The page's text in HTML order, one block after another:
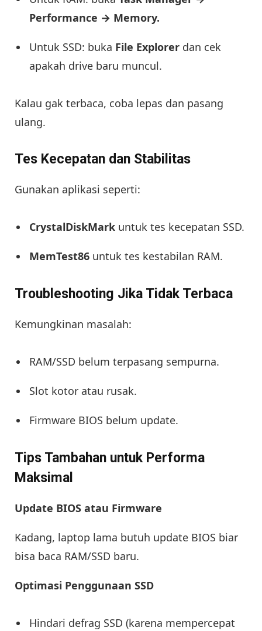
Performance → Memory.
Untuk SSD: buka File Explorer dan cek
apakah drive baru muncul.
Kalau gak terbaca, coba lepas dan pasang
ulang.
Tes Kecepatan dan Stabilitas
Gunakan aplikasi seperti:
CrystalDiskMark untuk tes kecepatan SSD.
MemTest86 untuk tes kestabilan RAM.
Troubleshooting Jika Tidak Terbaca
Kemungkinan masalah:
RAM/SSD belum terpasang sempurna.
Slot kotor atau rusak.
Firmware BIOS belum update.
Tips Tambahan untuk Performa
Maksimal
Update BIOS atau Firmware
Kadang, laptop lama butuh update BIOS biar
bisa baca RAM/SSD baru.
Optimasi Penggunaan SSD
Hindari defrag SSD (karena mempercepat